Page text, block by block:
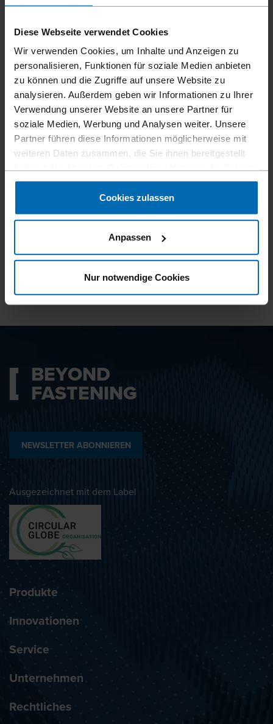
Diese Webseite verwendet Cookies
Wir verwenden Cookies, um Inhalte und Anzeigen zu
personalisieren, Funktionen für soziale Medien anbieten
zu können und die Zugriffe auf unsere Website zu
analysieren. Außerdem geben wir Informationen zu Ihrer
Verwendung unserer Website an unsere Partner für
soziale Medien, Werbung und Analysen weiter. Unsere
Partner führen diese Informationen möglicherweise mit
weiteren Daten zusammen, die Sie ihnen bereitgestellt
gesammelt haben.
Cookies zulassen
Anpassen
Nur notwendige Cookies
PLZ
IHRE NACHRICHT
Datenschutzbestimmungen
BEYOND
FASTENING
NEWSLETTER ABONNIEREN
Ausgezeichnet mit dem Label
Produkte
Innovationen
Service
Unternehmen
Rechtliches